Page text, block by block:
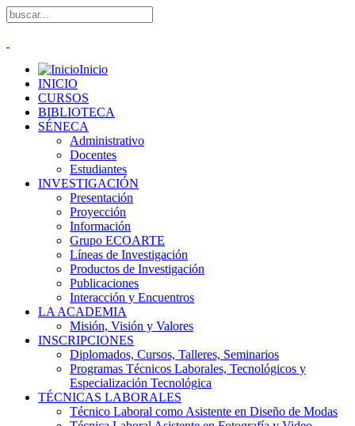
Inicio
INICIO
CURSOS
BIBLIOTECA
SÉNECA
Administrativo
Docentes
Estudiantes
INVESTIGACIÓN
Presentación
Proyección
Información
Grupo ECOARTE
Líneas de Investigación
Productos de Investigación
Publicaciones
Interacción y Encuentros
LA ACADEMIA
Misión, Visión y Valores
INSCRIPCIONES
Diplomados, Cursos, Talleres, Seminarios
Programas Técnicos Laborales, Tecnológicos y
Especialización Tecnológica
TÉCNICAS LABORALES
Técnico Laboral como Asistente en Diseño de Modas